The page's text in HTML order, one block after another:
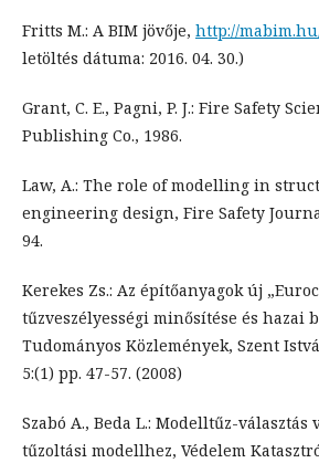
Fritts M.: A BIM jövője, http://
letöltés dátuma: 2016. 04. 30.)
Grant, C. E., Pagni, P. J.: Fire Safety
Publishing Co., 1986.
Law, A.: The role of modelling in
engineering design, Fire Safety
94.
Kerekes Zs.: Az építőanyagok új
tűzveszélyességi minősítése és hazai
Tudományos Közlemények, Szent
5:(1) pp. 47-57. (2008)
Szabó A., Beda L.: Modelltűz-választás
tűzoltási modellhez, Védelem